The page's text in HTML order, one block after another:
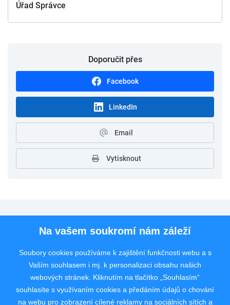
Úřad Správce
Doporučit přes
Facebook
LinkedIn
Email
Vytisknout
Pro uchazeče
Rychlý kontakt
Na vašem soukromí nám záleží
Soubory cookies používáme k zajištění funkčnosti webu a s
Vaším souhlasem i mj. k personalizaci obsahu našich
webových stránek. Kliknutím na tlačítko „Souhlasím“
souhlasíte s využívaním cookies a předáním údajů o chování
na webu pro zobrazení cílené reklamy na sociálních sítích a